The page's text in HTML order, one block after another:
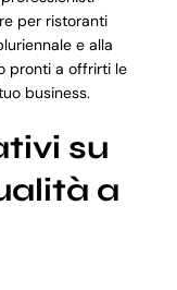
per ristoranti
e alla
pronti a offrirti le
business.
su
a